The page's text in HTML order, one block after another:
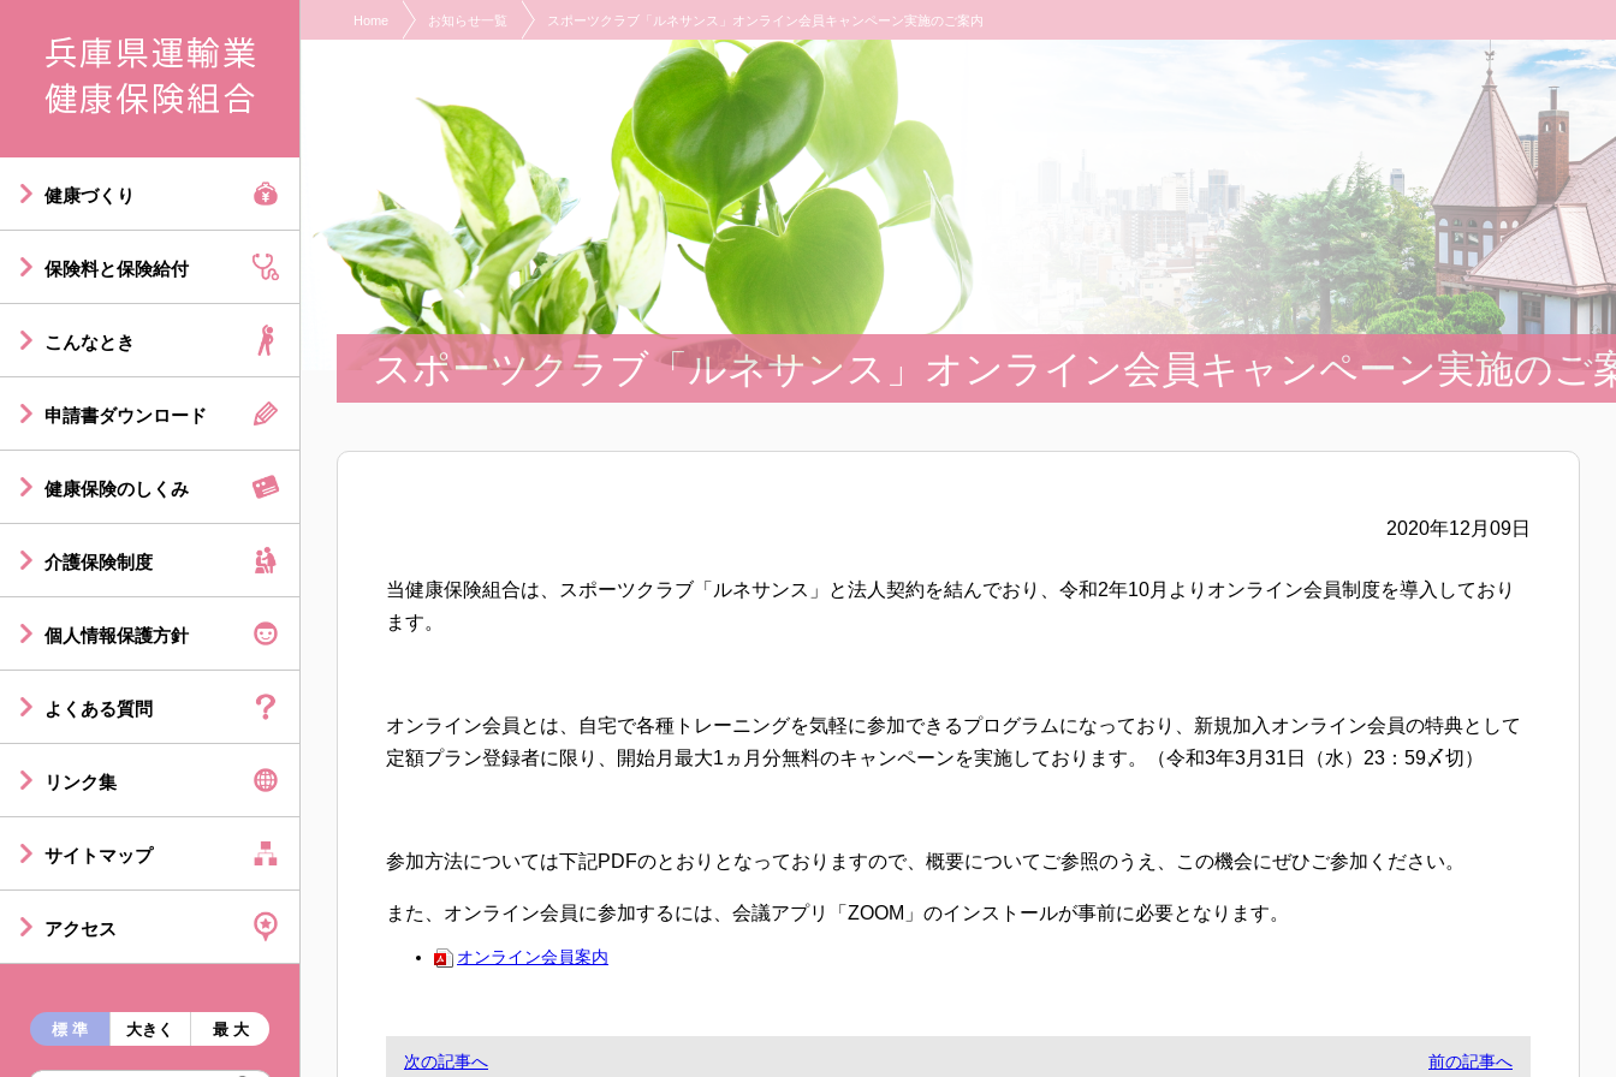
健康づくり
保険料と保険給付
こんなとき
申請書ダウンロード
健康保険のしくみ
介護保険制度
個人情報保護方針
よくある質問
リンク集
サイトマップ
アクセス
標 準 大きく 最 大
Home お知らせ一覧 スポーツクラブ「ルネサンス」オンライン会員キャンペーン実施のご案内
スポーツクラブ「ルネサンス」オンライン会員キャンペーン実施のご
2020年12月09日
当健康保険組合は、スポーツクラブ「ルネサンス」と法人契約を結んでおり、令和2年10月よりオンライン会員制度を導入しており
ます。
オンライン会員とは、自宅で各種トレーニングを気軽に参加できるプログラムになっており、新規加入オンライン会員の特典として
定額プラン登録者に限り、開始月最大1ヵ月分無料のキャンペーンを実施しております。（令和3年3月31日（水）23：59〆切）
参加方法については下記PDFのとおりとなっておりますので、概要についてご参照のうえ、この機会にぜひご参加ください。
また、オンライン会員に参加するには、会議アプリ「ZOOM」のインストールが事前に必要となります。
オンライン会員案内
次の記事へ 前の記事へ